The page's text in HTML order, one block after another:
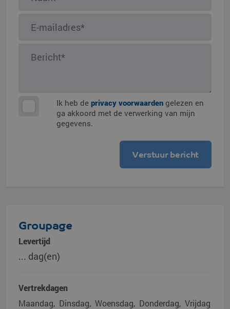
Ik heb de privacy voorwaarden gelezen en
ga akkoord met de verwerking van mijn
gegevens.
Groupage
Levertijd
... dag(en)
Vertrekdagen
Maandag
Dinsdag Woensdag Donderdag Vrijdag